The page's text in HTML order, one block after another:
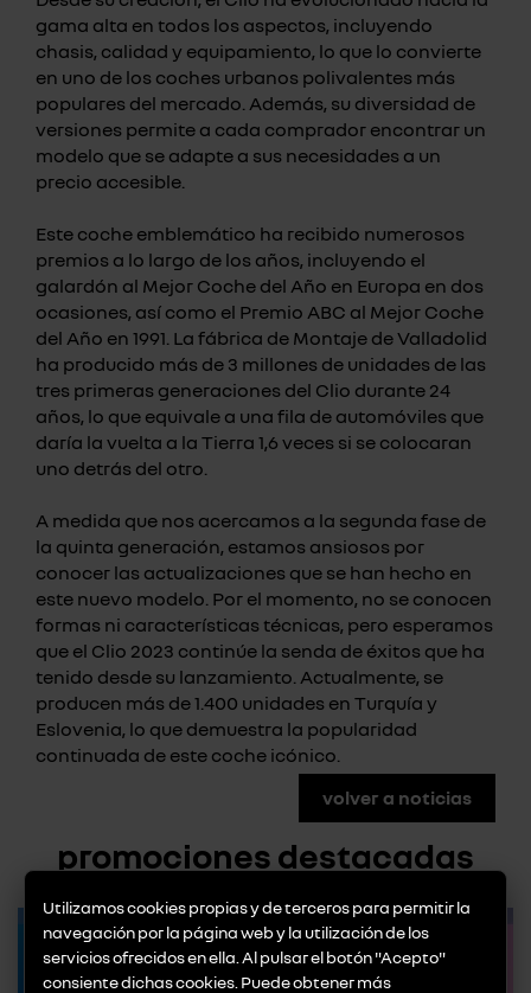
gama alta en todos los aspectos, incluyendo
chasis, calidad y equipamiento, lo que lo convierte
en uno de los coches urbanos polivalentes más
populares del mercado. Además, su diversidad de
versiones permite a cada comprador encontrar un
modelo que se adapte a sus necesidades a un
precio accesible.
Este coche emblemático ha recibido numerosos
premios a lo largo de los años, incluyendo el
galardón al Mejor Coche del Año en Europa en dos
ocasiones, así como el Premio ABC al Mejor Coche
del Año en 1991. La fábrica de Montaje de Valladolid
ha producido más de 3 millones de unidades de las
tres primeras generaciones del Clio durante 24
años, lo que equivale a una fila de automóviles que
daría la vuelta a la Tierra 1,6 veces si se colocaran
uno detrás del otro.
A medida que nos acercamos a la segunda fase de
la quinta generación, estamos ansiosos por
conocer las actualizaciones que se han hecho en
este nuevo modelo. Por el momento, no se conocen
formas ni características técnicas, pero esperamos
que el Clio 2023 continúe la senda de éxitos que ha
tenido desde su lanzamiento. Actualmente, se
producen más de 1.400 unidades en Turquía y
Eslovenia, lo que demuestra la popularidad
continuada de este coche icónico.
volver a noticias
promociones destacadas
Utilizamos cookies propias y de terceros para permitir la
navegación por la página web y la utilización de los
servicios ofrecidos en ella. Al pulsar el botón "Acepto"
consiente dichas cookies. Puede obtener más